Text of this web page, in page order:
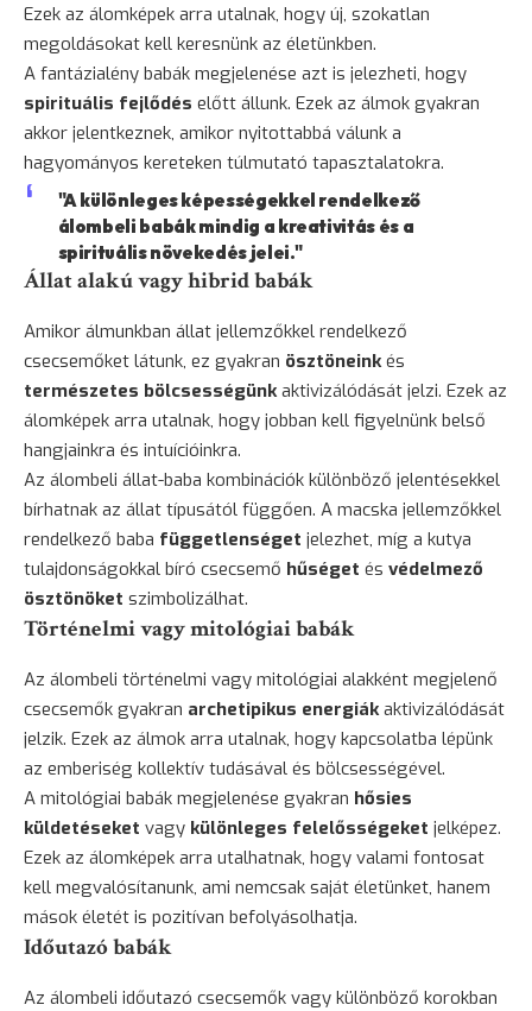
Ezek az álomképek arra utalnak, hogy új, szokatlan
megoldásokat kell keresnünk az életünkben.
A fantázialény babák megjelenése azt is jelezheti, hogy
spirituális fejlődés előtt állunk. Ezek az álmok gyakran
akkor jelentkeznek, amikor nyitottabbá válunk a
hagyományos kereteken túlmutató tapasztalatokra.
"A különleges képességekkel rendelkező
álombeli babák mindig a kreativitás és a
spirituális növekedés jelei."
Állat alakú vagy hibrid babák
Amikor álmunkban állat jellemzőkkel rendelkező
csecsemőket látunk, ez gyakran ösztöneinkés
természetes bölcsességünkaktivizálódását jelzi. Ezek az
álomképek arra utalnak, hogy jobban kell figyelnünk belső
hangjainkra és intuícióinkra.
Az álombeli állat-baba kombinációk különböző jelentésekkel
bírhatnak az állat típusától függően. A macska jellemzőkkel
rendelkező baba függetlenséget jelezhet, míg a kutya
tulajdonságokkal bíró csecsemő hűséget és védelmező
ösztönöket szimbolizálhat.
Történelmi vagy mitológiai babák
Az álombeli történelmi vagy mitológiai alakként megjelenő
csecsemők gyakran archetipikus energiákaktivizálódását
jelzik. Ezek az álmok arra utalnak, hogy kapcsolatba lépünk
az emberiség kollektív tudásával és bölcsességével.
A mitológiai babák megjelenése gyakran hősies
küldetéseket vagy különleges felelősségeket jelképez.
Ezek az álomképek arra utalhatnak, hogy valami fontosat
kell megvalósítanunk, ami nemcsak saját életünket, hanem
mások életét is pozitívan befolyásolhatja.
Időutazó babák
Az álombeli időutazó csecsemők vagy különböző korokban